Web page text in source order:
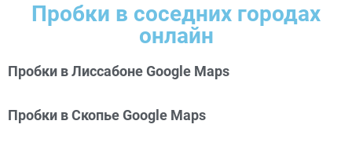
Пробки в соседних городах
онлайн
Пробки в Лиссабоне Google Maps
Пробки в Скопье Google Maps